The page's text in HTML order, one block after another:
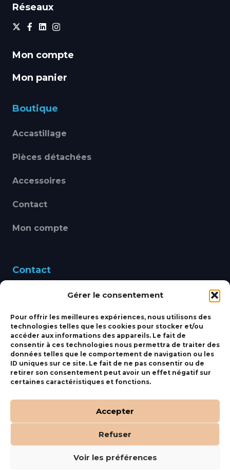
Gérer le consentement
Pour offrir les meilleures expériences, nous utilisons des
technologies telles que les cookies pour stocker et/ou
accéder aux informations des appareils. Le fait de
consentir à ces technologies nous permettra de traiter des
données telles que le comportement de navigation ou les
ID uniques sur ce site. Le fait de ne pas consentir ou de
retirer son consentement peut avoir un effet négatif sur
certaines caractéristiques et fonctions.
Accepter
Refuser
Voir les préférences
Réseaux
Mon compte
Mon panier
Boutique
Accastillage
Pièces détachées
Accessoires
Contact
Mon compte
Contact
460 Avenue Alain Le
bbsmarine@bbs-
marine.fr
Fixe:04 27 50 24 50
Mobile:06 69 44 48 83
Orocom .